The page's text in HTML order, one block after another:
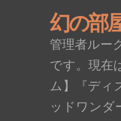
幻の部
管理者ルー
です。現在
ム】『ディ
ッドワンダ